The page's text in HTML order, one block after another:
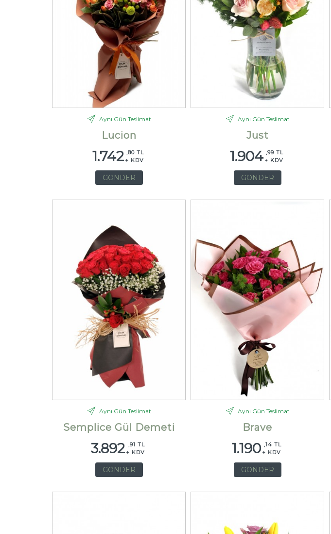
Aynı Gün Teslimat
Lucion
1.742 ,80 TL
+ KDV
GÖNDER
Aynı Gün Teslimat
Just
1.904 ,99 TL
+ KDV
GÖNDER
Aynı Gün Teslimat
Semplice Gül Demeti
3.892 ,91 TL
+ KDV
GÖNDER
Aynı Gün Teslimat
Brave
1.190 ,14 TL
+ KDV
GÖNDER